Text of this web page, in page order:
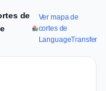
de
Ver mapa de
cortes de
LanguageTransfer